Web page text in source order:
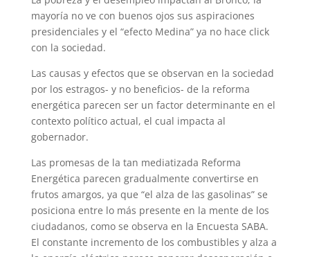
mayoría no ve con buenos ojos sus aspiraciones
presidenciales y el “efecto Medina” ya no hace click
con la sociedad.
Las causas y efectos que se observan en la sociedad
por los estragos- y no beneficios- de la reforma
energética parecen ser un factor determinante en el
contexto político actual, el cual impacta al
gobernador.
Las promesas de la tan mediatizada Reforma
Energética parecen gradualmente convertirse en
frutos amargos, ya que “el alza de las gasolinas” se
posiciona entre lo más presente en la mente de los
ciudadanos, como se observa en la Encuesta SABA.
El constante incremento de los combustibles y alza a